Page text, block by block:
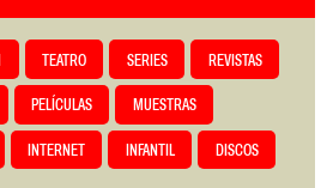
TEATRO SERIES REVISTAS
PELÍCULAS MUESTRAS
INTERNET INFANTIL DISCOS